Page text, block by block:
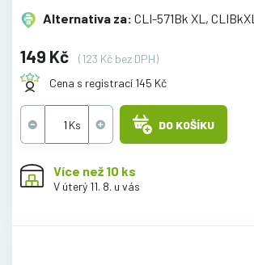
Alternativa za: CLI-571Bk XL, CLIBkXL
149 Kč
(123 Kč bez DPH)
Cena s registrací 145 Kč
DO KOŠÍKU
Více než 10 ks
V úterý 11. 8. u vás